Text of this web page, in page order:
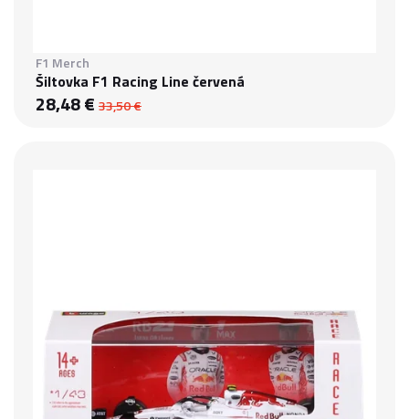
F1 Merch
Šiltovka F1 Racing Line červená
28,48 € 33,50 €